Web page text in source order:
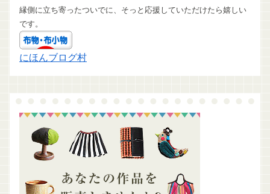
縁側に立ち寄ったついでに、そっと応援していただけたら嬉しい
です。
にほんブログ村